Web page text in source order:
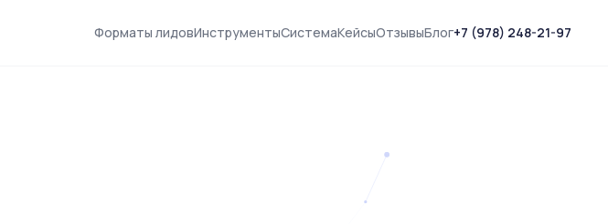
Форматы лидовИнструментыСистемаКейсыОтзывыБлог+7 (978) 248-21-97